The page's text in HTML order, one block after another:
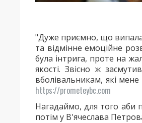
"Дуже приємно, що випала
та відмінне емоційне
була інтрига, проте на
якості. Звісно ж
вболівальникам, які
https://prometeybc.com
Нагадаймо, для того аби
потім у В'ячеслава